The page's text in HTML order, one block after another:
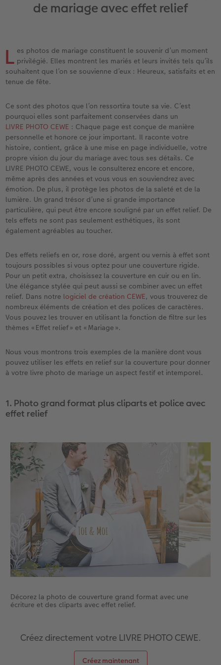
Étui personnalisé
LIVRE PHOTO CEWE Bébé
Couverture en cuir et en lin
Possibilités de commande
Exemples
Témoignages clients
Coffeetable Book «Art Collection»
Accessoires
Tirages photo sur papier recyclé
Lot de photos
Autocollants photo
Photo d’identité
Accessoires
Affiche carte personnalisée
hexxas
Photo sous plexi
Photo sur bois
Tableau photo Prestige
Photo sur carton mousse
Multi-déco
Conseils décoration murale
Autres occasions
Cartes photo
Cartes postales
Jeux
Animaux de compagnie
Faber-Castell
Boîte cadeau photo
Idées de cadeaux
Carte cadeau CEWE
Boîte à friandises personnalisée
Nouveautés
Coques en silicone
Coques en cuir
Coques en bois
Avec design
Calendriers muraux avec design
Calendrier mural A4 Panorama
Calendrier mural A3
Accessoires
Carte de vœux personnalisée
Pêle-mêle
Photo polyptique
Trouvez un magasin
pour l’anniversaire
Cadeaux pour le départ
Cadeaux photo pour Pâques
pour l’EVJF
Mariage
Concours photos
Témoignages
App
de mariage avec effet relief
L es photos de mariage constituent le souvenir d’un moment
privilégié. Elles montrent les mariés et leurs invités tels qu’ils
souhaitent que l’on se souvienne d’eux : Heureux, satisfaits et en
tenue de fête.
Ce sont des photos que l’on ressortira toute sa vie. C’est
pourquoi elles sont parfaitement conservées dans un
LIVRE PHOTO CEWE : Chaque page est conçue de manière
personnelle et honore ce jour important. Il raconte votre
histoire, contient, grâce à une mise en page individuelle, votre
propre vision du jour du mariage avec tous ses détails. Ce
LIVRE PHOTO CEWE, vous le consulterez encore et encore,
même après des années et vous vous en souviendrez avec
émotion. De plus, il protège les photos de la saleté et de la
lumière. Un grand trésor d’une si grande importance
particulière, qui peut être encore souligné par un effet relief. De
tels effets ne sont pas seulement esthétiques, ils sont
également agréables au toucher.
Des effets reliefs en or, rose doré, argent ou vernis à effet sont
toujours possibles si vous optez pour une couverture rigide.
Pour un petit extra, choisissez la couverture en cuir ou en lin.
Une élégance stylée qui peut aussi se combiner avec un effet
relief. Dans notre logiciel de création CEWE, vous trouverez de
nombreux éléments de création et des polices de caractères.
Vous pouvez les trouver en utilisant la fonction de filtre sur les
thèmes « Effet relief » et « Mariage ».
Nous vous montrons trois exemples de la manière dont vous
pouvez utiliser les effets en relief sur la couverture pour donner
à votre livre photo de mariage un aspect festif et intemporel.
1. Photo grand format plus cliparts et police avec
effet relief
Décorez la photo de couverture grand format avec une
écriture et des cliparts avec effet relief.
Créez directement votre LIVRE PHOTO CEWE.
Créez maintenant